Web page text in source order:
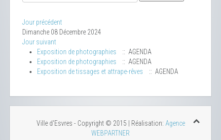
Jour précédent
Dimanche 08 Décembre 2024
Jour suivant
Exposition de photographies
:: AGENDA
Exposition de photographies
:: AGENDA
Exposition de tissages et attrape-rêves
:: AGENDA
Ville d'Esvres - Copyright © 2015 | Réalisation: Agence
WEBPARTNER